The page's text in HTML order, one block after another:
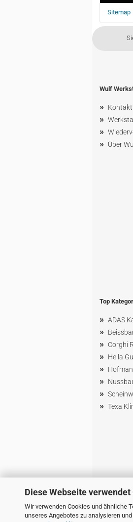
Diese Webseite
Wir verwenden Cookies und ähnliche
unseres Angebotes zu analysieren
Sitemap
Wulf
» Kontakt
»
»
» Über
Top
» ADAS
»
» Corghi
» Hella
»
»
»
» Texa